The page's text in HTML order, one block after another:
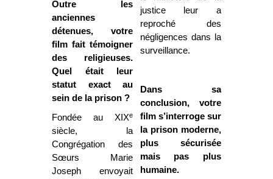
Outre les
anciennes
détenues, votre
film fait témoigner
des religieuses.
Quel était leur
statut exact au
sein de la prison ?
Fondée au XIXe
siècle, la
Congrégation des
Sœurs Marie
Joseph envoyait
justice leur a
reproché des
négligences dans la
surveillance.
Dans sa
conclusion, votre
film s’interroge sur
la prison moderne,
plus sécurisée
mais pas plus
humaine.